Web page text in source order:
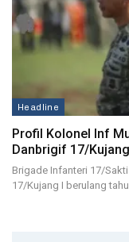
Headline
Profil Kolonel Inf
Danbrigif 17/
Brigade Infanteri 17/
17/Kujang I berulang